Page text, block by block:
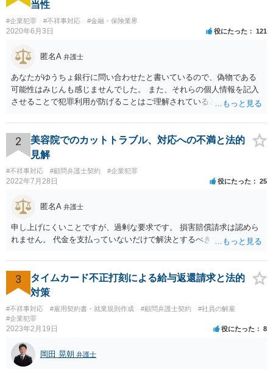
当性
#企業犯罪 #不祥事対応 #金融・保険業界
2020年6月3日 役にたった 121
匿名A 弁護士
あなたがゆうちょ銀行に問い合わせたと書いているので、偽物である
可能性はみじんも感じませんでした。 また、それらの個人情報を記入
させることで犯罪利用が防げることはご理解されているとおりです。
士に同意を求めているだけです。 最初の回答では分かりづらかったの
かもしれませんが、質問にわかりやすく答えると「法的に許される」
が答えになります。 補足でアドバイスしておきますと、今私に反論し
てきたその内容をゆうちょ銀行にぶつければいいとおもいます。 もっ
とも、ぶつけられたゆうちょ銀行があなたと契約するかは法律上ゆう
ちょ銀行の自由です。
2
美容院でのカットトラブル、対応への不満と法的
見解
#不祥事対応 #顧問弁護士契約 #企業犯罪
2022年7月28日 役にたった 25
匿名A 弁護士
申し上げにくいことですが、過剰な要求です。 損害賠償請求は認めら
れません。 代金を支払っていないだけで解決とするべきでしょう。
3
タイムカード不正打刻による給与返還請求と法的
対策
#不祥事対応 #雇用契約書・就業規則作成 #顧問弁護士契約
#社員の解雇
#企業犯罪
2023年2月19日 役にたった 8
岡田 晃朝 弁護士